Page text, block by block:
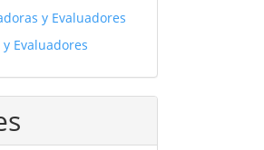
y Evaluadores
Evaluadores